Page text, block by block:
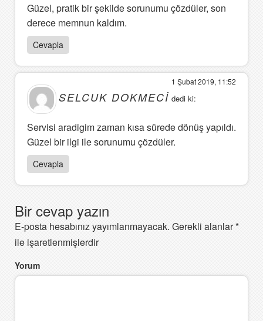
Güzel, pratik bir şekilde sorunumu çözdüler, son
derece memnun kaldım.
Cevapla
SELCUK DOKMECI dedi ki:
1 Şubat 2019, 11:52
Servisi aradigim zaman kısa sürede dönüş yapıldı.
Güzel bir ilgi ile sorunumu çözdüler.
Cevapla
Bir cevap yazın
E-posta hesabınız yayımlanmayacak. Gerekli alanlar*
ile işaretlenmişlerdir
Yorum